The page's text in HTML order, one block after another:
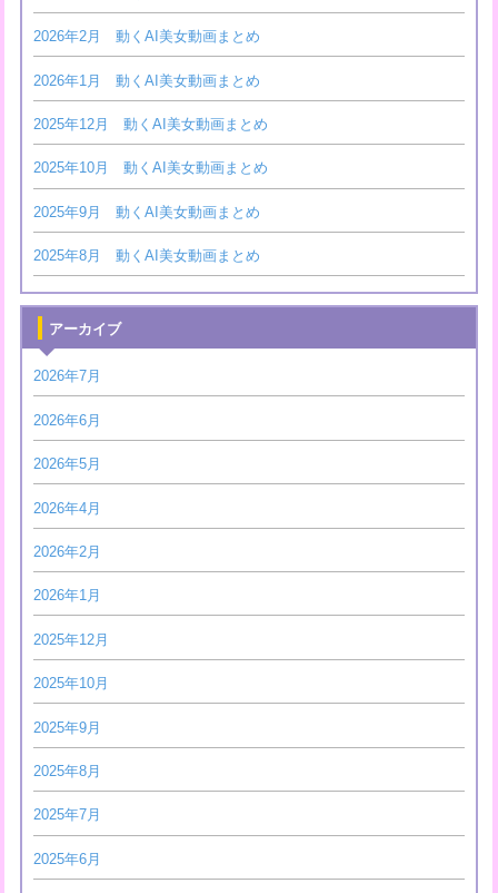
2026年2月 動くAI美女動画まとめ
2026年1月 動くAI美女動画まとめ
2025年12月 動くAI美女動画まとめ
2025年10月 動くAI美女動画まとめ
2025年9月 動くAI美女動画まとめ
2025年8月 動くAI美女動画まとめ
アーカイブ
2026年7月
2026年6月
2026年5月
2026年4月
2026年2月
2026年1月
2025年12月
2025年10月
2025年9月
2025年8月
2025年7月
2025年6月